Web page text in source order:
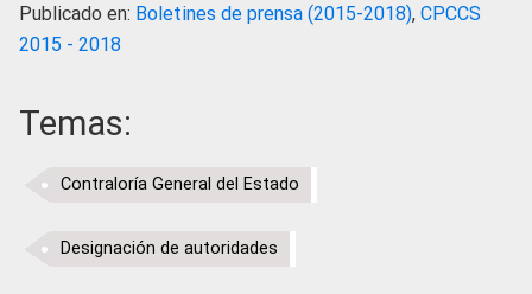
Publicado en: Boletines de prensa (2015-2018), CPCCS
2015 - 2018
Temas:
Contraloría General del Estado
Designación de autoridades